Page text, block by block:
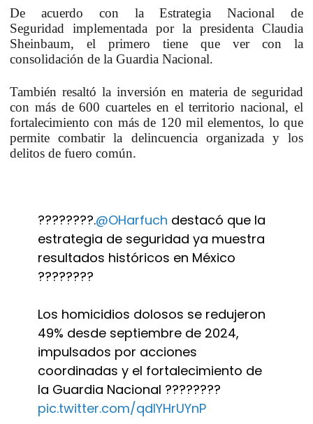
De acuerdo con laEstrategia Nacional de
Seguridad implementada por la presidenta Claudia
Sheinbaum, el primero tiene que ver con la
consolidación de la Guardia Nacional.
También resaltó la inversión en materia de seguridad
con más de 600 cuarteles en el territorio nacional, el
fortalecimiento con más de 120 mil elementos, lo que
permite combatir la delincuencia organizada y los
delitos de fuero común.
????????.@OHarfuch destacó que la
estrategia de seguridad ya muestra
resultados históricos en México
????????
Los homicidios dolosos se redujeron
49% desde septiembre de 2024,
impulsados por acciones
coordinadas y el fortalecimiento de
la Guardia Nacional ????????
pic.twitter.com/qdlYHrUYnP